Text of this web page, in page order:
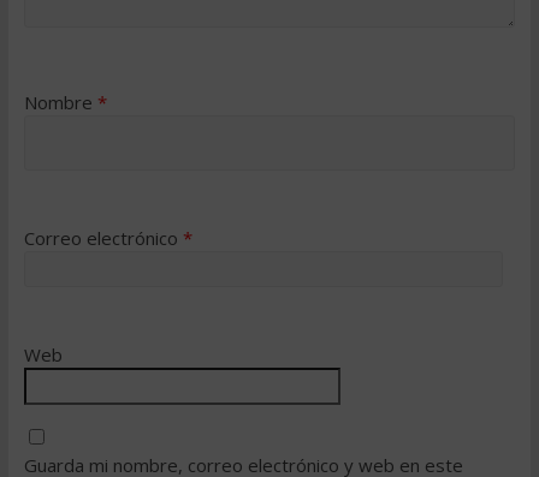
Nombre *
Correo electrónico *
Web
Guarda mi nombre, correo electrónico y web en este